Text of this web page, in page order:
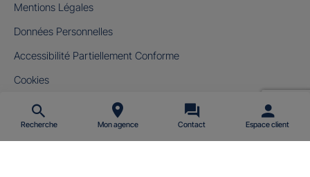
Recherche Mon agence Contact Espace client
Mentions Légales
Données Personnelles
Accessibilité Partiellement Conforme
Cookies
Gérer mes cookies